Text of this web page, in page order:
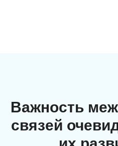
Важность
связей